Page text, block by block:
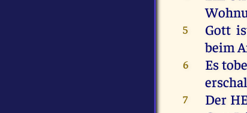
5 Gott
beim
6 Es
7 Der